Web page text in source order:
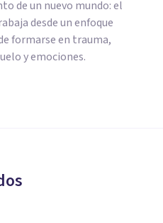
de un nuevo mundo: el
desde un enfoque
formarse en trauma,
y emociones.